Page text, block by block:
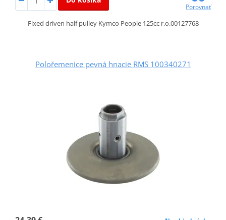
Porovnať
Fixed driven half pulley Kymco People 125cc r.o.00127768
Polořemenice pevná hnacie RMS 100340271